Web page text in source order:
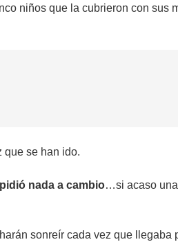
niños que la cubrieron con sus
se han ido.
nada a cambio…si acaso
sonreír cada vez que